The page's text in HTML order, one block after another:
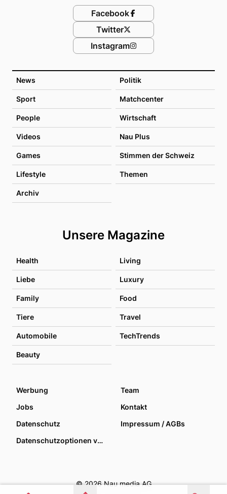
News Politik
Sport Matchcenter
People Wirtschaft
Videos Nau Plus
Games Stimmen der Schweiz
Lifestyle Themen
Archiv
Unsere Magazine
Health Living
Liebe Luxury
Family Food
Tiere Travel
Automobile TechTrends
Beauty
Facebook
Twitter
Instagram
Werbung
Team
Jobs
Kontakt
Datenschutz
Impressum / AGBs
Datenschutzoptionen verwalten
© 2026 Nau media AG